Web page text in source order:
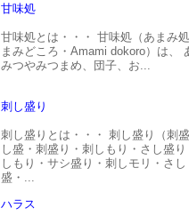
甘味処
甘味処とは・・・ 甘味処（あまみ
まみどころ・Amami dokoro）は、
みつやみつまめ、団子、お...
刺し盛り
刺し盛りとは・・・ 刺し盛り（刺
し盛・刺盛り・刺しもり・さし盛り
しもり・サシ盛り・刺しモリ・さし
盛・...
ハラス